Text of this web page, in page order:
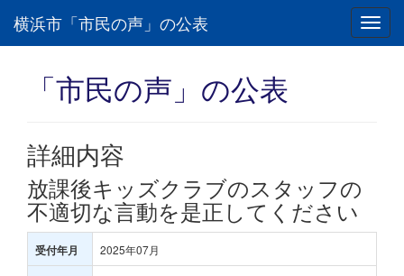
横浜市「市民の声」の公表
「市民の声」の公表
詳細内容
放課後キッズクラブのスタッフの
不適切な言動を是正してください
受付年月 2025年07月